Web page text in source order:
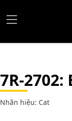
7R-2702:
Nhãn hiệu: Cat